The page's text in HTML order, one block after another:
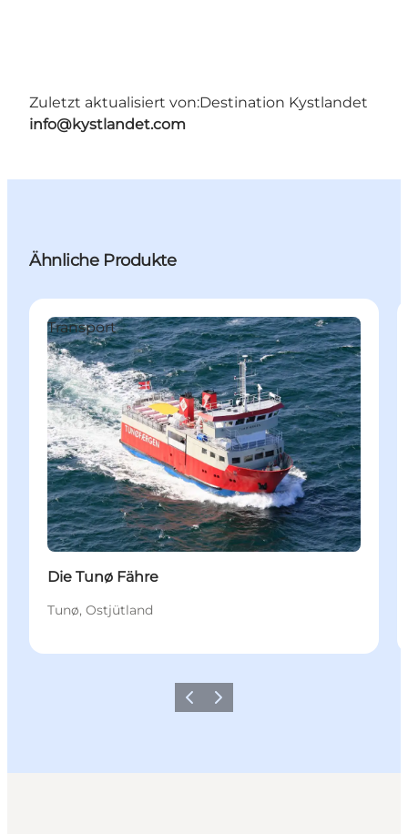
Zuletzt aktualisiert von:Destination Kystlandet
info@kystlandet.com
Ähnliche Produkte
Transport
Die Tunø Fähre
Tunø, Ostjütland
ZurückWeiter